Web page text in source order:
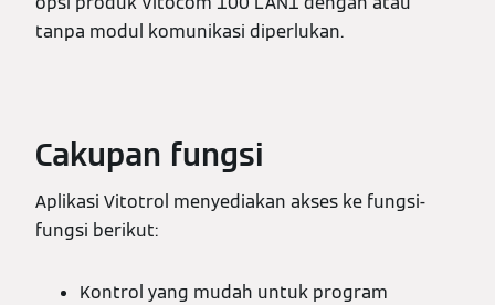
tanpa modul komunikasi diperlukan.
Cakupan fungsi
Aplikasi Vitotrol menyediakan akses ke fungsi-
fungsi berikut:
Kontrol yang mudah untuk program